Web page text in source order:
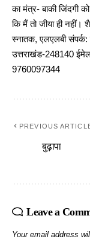
का मंत्र- बाकी जिंदगी
कि मैं तो जीया ही नहीं।
स्नातक, एलएलबी संपर्क:
उत्तराखंड-248140
9760097344
PREVIOUS
बुढ़ापा
Leave a
Your email address